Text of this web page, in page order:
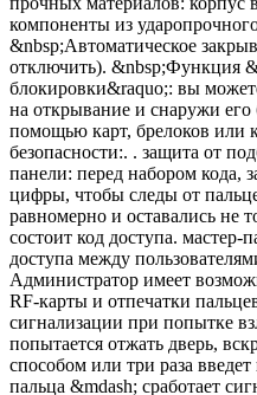
компоненты из
&nbsp;Автоматическое
отключить). &nbsp;Функция
блокировки&raquo;: вы
на открывание и снаружи
помощью карт, брелоков или
безопасности:. . защита от
панели: перед набором кода,
цифры, чтобы следы от
равномерно и оставались не
состоит код доступа. мастер-
доступа между
Администратор имеет
RF-карты и отпечатки
сигнализации при попытке
попытается отжать дверь,
способом или три раза
пальца &mdash; сработает